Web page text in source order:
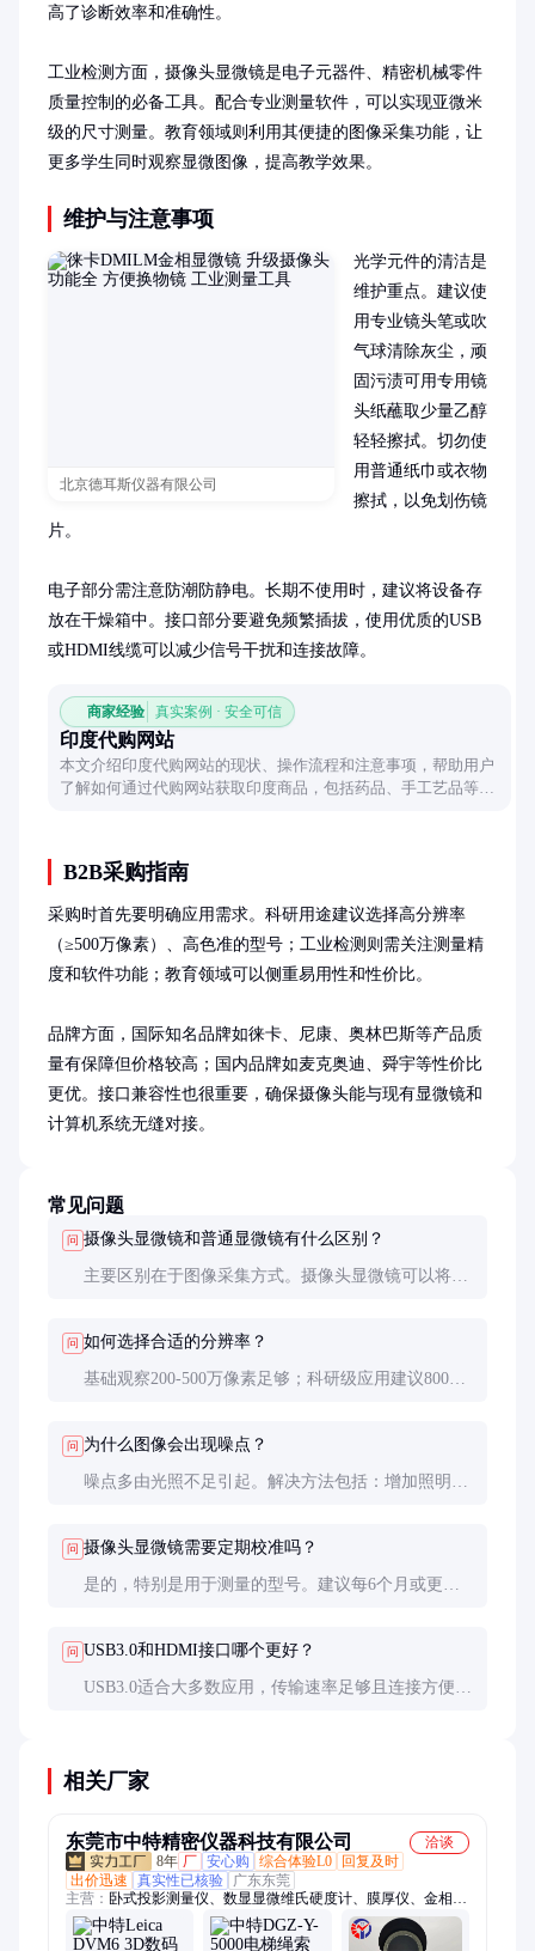
高了诊断效率和准确性。
工业检测方面，摄像头显微镜是电子元器件、精密机械零件
质量控制的必备工具。配合专业测量软件，可以实现亚微米
级的尺寸测量。教育领域则利用其便捷的图像采集功能，让
更多学生同时观察显微图像，提高教学效果。
维护与注意事项
北京德耳斯仪器有限公司
光学元件的清洁是
维护重点。建议使
用专业镜头笔或吹
气球清除灰尘，顽
固污渍可用专用镜
头纸蘸取少量乙醇
轻轻擦拭。切勿使
用普通纸巾或衣物
擦拭，以免划伤镜
片。
电子部分需注意防潮防静电。长期不使用时，建议将设备存
放在干燥箱中。接口部分要避免频繁插拔，使用优质的USB
或HDMI线缆可以减少信号干扰和连接故障。
商家经验 真实案例 · 安全可信
印度代购网站
本文介绍印度代购网站的现状、操作流程和注意事项，帮助用户
了解如何通过代购网站获取印度商品，包括药品、手工艺品等，
B2B采购指南
采购时首先要明确应用需求。科研用途建议选择高分辨率
（≥500万像素）、高色准的型号；工业检测则需关注测量精
度和软件功能；教育领域可以侧重易用性和性价比。
品牌方面，国际知名品牌如徕卡、尼康、奥林巴斯等产品质
量有保障但价格较高；国内品牌如麦克奥迪、舜宇等性价比
更优。接口兼容性也很重要，确保摄像头能与现有显微镜和
计算机系统无缝对接。
常见问题
问 摄像头显微镜和普通显微镜有什么区别？
主要区别在于图像采集方式。摄像头显微镜可以将图
备更强的照明系统和更专业的图像处理软件。
问 如何选择合适的分辨率？
基础观察200-500万像素足够；科研级应用建议800万
件体积，可能影响处理速度。
问 为什么图像会出现噪点？
噪点多由光照不足引起。解决方法包括：增加照明强
好。
问 摄像头显微镜需要定期校准吗？
是的，特别是用于测量的型号。建议每6个月或更换
校准。
问 USB3.0和HDMI接口哪个更好？
USB3.0适合大多数应用，传输速率足够且连接方便；
相关厂家
东莞市中特精密仪器科技有限公司
洽谈
8年 厂 安心购 综合体验L0
回复及时
出价迅速
真实性已核验
广东东莞
主营： 卧式投影测量仪、数显显微维氏硬度计、膜厚仪、金相显
微镜、视频显微镜、电子显微镜、金相分析显微镜、CCD显微
镜、万能工具显微镜、拉力试验机、水平仪、硬度计、粘度计、